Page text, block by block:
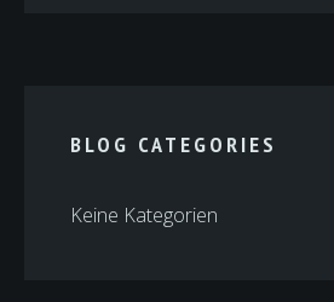
BLOG CATEGORIES
Keine Kategorien